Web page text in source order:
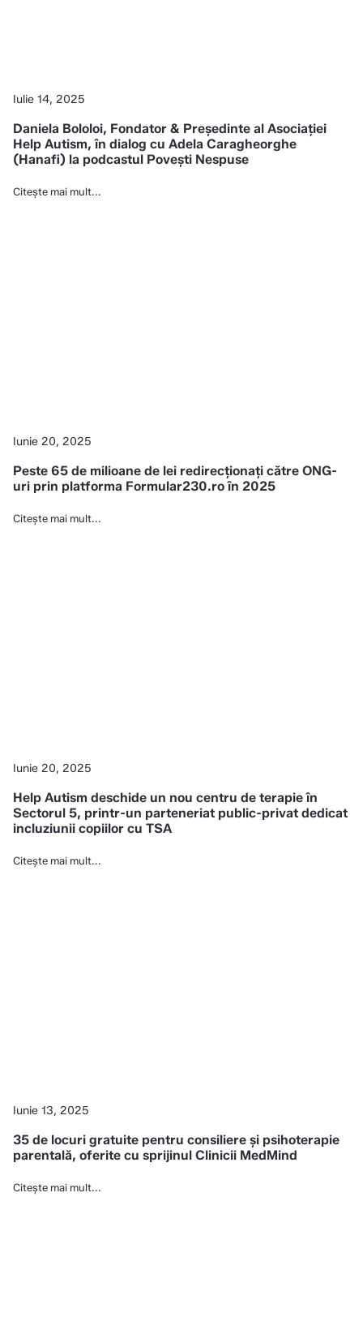
Iulie 14, 2025
Daniela Bololoi, Fondator & Președinte al Asociației
Help Autism, în dialog cu Adela Caragheorghe
(Hanafi) la podcastul Povești Nespuse
Citește mai mult...
Iunie 20, 2025
Peste 65 de milioane de lei redirecționați către ONG-
uri prin platforma Formular230.ro în 2025
Citește mai mult...
Iunie 20, 2025
Help Autism deschide un nou centru de terapie în
Sectorul 5, printr-un parteneriat public-privat dedicat
incluziunii copiilor cu TSA
Citește mai mult...
Iunie 13, 2025
35 de locuri gratuite pentru consiliere și psihoterapie
parentală, oferite cu sprijinul Clinicii MedMind
Citește mai mult...